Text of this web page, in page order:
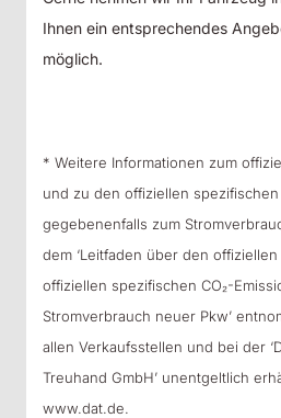
Ihnen ein entsprechendes
möglich.
* Weitere Informationen zum
und zu den offiziellen spezifischen
gegebenenfalls zum
dem ‘Leitfaden über den
offiziellen spezifischen CO₂-
Stromverbrauch neuer Pkw’
allen Verkaufsstellen und bei der
Treuhand GmbH’ unentgeltlich
www.dat.de.